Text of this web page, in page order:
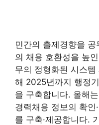
민간의 출제경향을
의 채용 호환성을 높
무의 정형화된 시스
해 2025년까지 행정
을 구축합니다. 올해
경력채용 정보의 확인
를 구축·제공합니다.